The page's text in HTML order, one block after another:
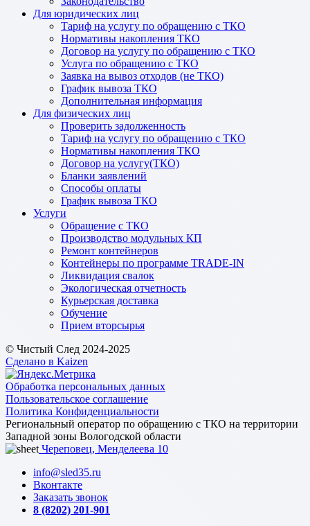
Для юридических лиц
Тариф на услугу по обращению с ТКО
Нормативы накопления ТКО
Договор на услугу по обращению с ТКО
Услуга по обращению с ТКО
Заявка на вывоз отходов (не ТКО)
График вывоза ТКО
Дополнительная информация
Для физических лиц
Проверить задолженность
Тариф на услугу по обращению с ТКО
Нормативы накопления ТКО
Договор на услугу(ТКО)
Бланки заявлений
Способы оплаты
График вывоза ТКО
Услуги
Обращение с ТКО
Производство модульных КП
Ремонт контейнеров
Контейнеры по программе TRADE-IN
Ликвидация свалок
Экологическая отчетность
Курьерская доставка
Обучение
Прием вторсырья
© Чистый След 2024-2025
Сделано в Kaizen
Обработка персональных данных
Пользовательское соглашение
Политика Конфиденциальности
Региональный оператор по обращению с ТКО на территории
Западной зоны Вологодской области
Череповец, Менделеева 10
info@sled35.ru
Вконтакте
Заказать звонок
8 (8202) 201-901